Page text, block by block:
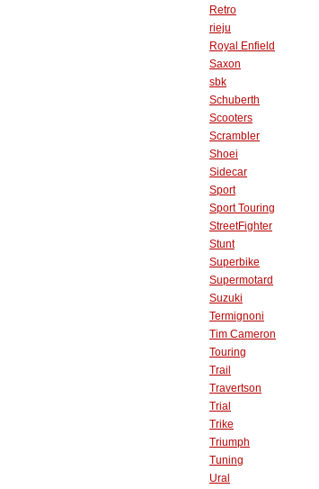
Retro
rieju
Royal Enfield
Saxon
sbk
Schuberth
Scooters
Scrambler
Shoei
Sidecar
Sport
Sport Touring
StreetFighter
Stunt
Superbike
Supermotard
Suzuki
Termignoni
Tim Cameron
Touring
Trail
Travertson
Trial
Trike
Triumph
Tuning
Ural